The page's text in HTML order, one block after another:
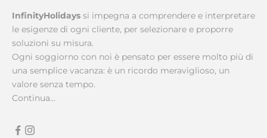
InfinityHolidays si impegna a comprendere e interpretare
le esigenze di ogni cliente, per selezionare e proporre
soluzioni su misura.
Ogni soggiorno con noi è pensato per essere molto più di
una semplice vacanza: è un ricordo meraviglioso, un
valore senza tempo.
Continua...